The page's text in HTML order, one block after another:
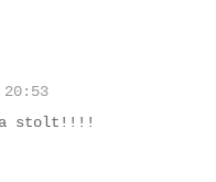
stolt!!!!